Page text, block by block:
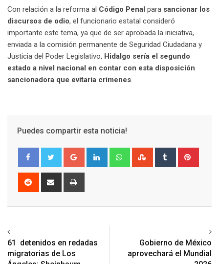
Con relación a la reforma al Código Penal para sancionar los
discursos de odio, el funcionario estatal consideró
importante este tema, ya que de ser aprobada la iniciativa,
enviada a la comisión permanente de Seguridad Ciudadana y
Justicia del Poder Legislativo, Hidalgo sería el segundo
estado a nivel nacional en contar con esta disposición
sancionadora que evitaría crímenes.
Puedes compartir esta noticia!
Google+ LinkedIn WhatsappStumbleUpon
Tumblr
Reddit
Share
61 detenidos en redadas
migratorias de Los
Gobierno de México
aprovechará el Mundial